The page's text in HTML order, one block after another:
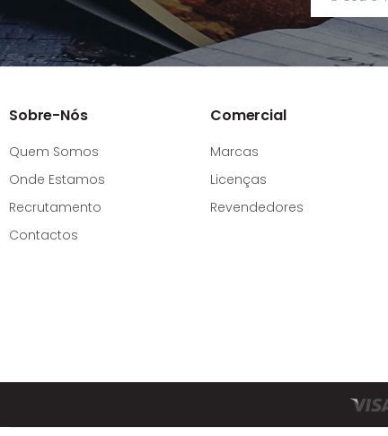
Sobre-Nós
Quem Somos
Onde Estamos
Recrutamento
Contactos
Comercial
Marcas
Licenças
Revendedores